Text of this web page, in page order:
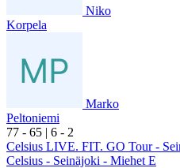
Niko
Korpela
Marko
Peltoniemi
77 - 65 | 6 - 2
Celsius LIVE. FIT. GO Tour -
Celsius - Seinäjoki - Miehet E